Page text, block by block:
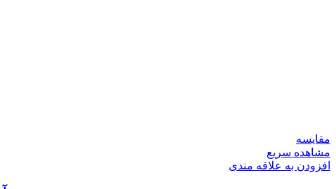
مقایسه
مشاهده سریع
افزودن به علاقه مندی